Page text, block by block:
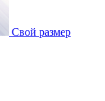
Свой размер